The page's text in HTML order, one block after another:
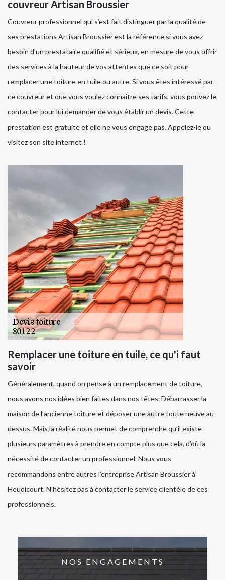
couvreur Artisan Broussier
Couvreur professionnel qui s’est fait distinguer par la qualité de
ses prestations Artisan Broussier est la référence si vous avez
besoin d’un prestataire qualifié et sérieux, en mesure de vous offrir
des services à la hauteur de vos attentes que ce soit pour
remplacer une toiture en tuile ou autre. Si vous êtes intéressé par
ce couvreur et que vous voulez connaître ses tarifs, vous pouvez le
contacter pour lui demander de vous établir un devis. Cette
prestation est gratuite et elle ne vous engage pas. Appelez-le ou
visitez son site internet !
Remplacer une toiture en tuile, ce qu'i faut
savoir
Généralement, quand on pense à un remplacement de toiture,
nous avons nos idées bien faites dans nos têtes. Débarrasser la
maison de l’ancienne toiture et déposer une autre toute neuve au-
dessus. Mais la réalité nous permet de comprendre qu’il existe
plusieurs paramètres à prendre en compte plus que cela, d’où la
nécessité de contacter un professionnel. Nous vous
recommandons entre autres l’entreprise Artisan Broussier à
Heudicourt. N’hésitez pas à contacter le service clientèle de ces
professionnels.
NOS ENGAGEMENTS